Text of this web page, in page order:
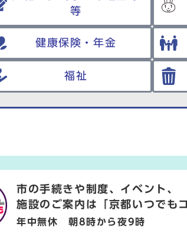
等
健康保険・年金
福祉
市の手続きや制度、イベント、
施設のご案内は
「京都いつでも
年中無休 朝8時から夜9時